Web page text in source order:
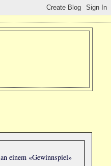
einem «Gewinnspiel»